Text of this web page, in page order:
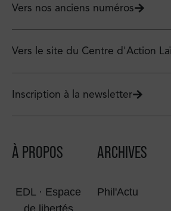
Vers nos anciens numéros
Vers le site du Centre d'Action
Inscription à la newsletter
À PROPOS
EDL · Espace
de libertés
ARCHIVES
Phil'Actu